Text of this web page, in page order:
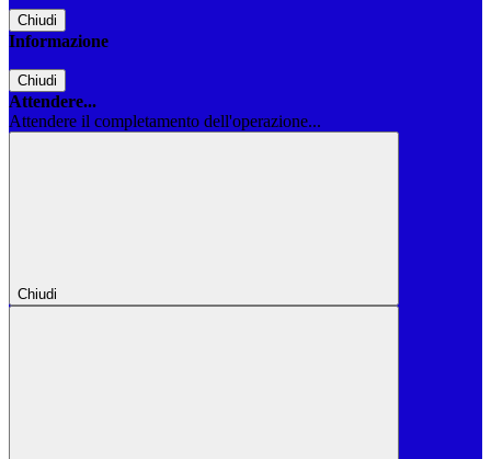
Chiudi
Informazione
Chiudi
Attendere...
Attendere il completamento dell'operazione...
Chiudi